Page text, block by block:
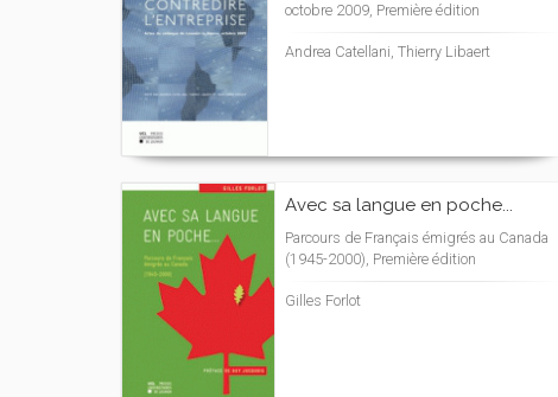
octobre 2009, Première édition
Andrea Catellani, Thierry Libaert
Avec sa langue en poche...
Parcours de Français émigrés au Canada
(1945-2000), Première édition
Gilles Forlot